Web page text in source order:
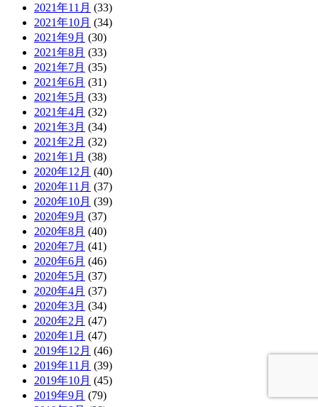
2021年11月 (33)
2021年10月 (34)
2021年9月 (30)
2021年8月 (33)
2021年7月 (35)
2021年6月 (31)
2021年5月 (33)
2021年4月 (32)
2021年3月 (34)
2021年2月 (32)
2021年1月 (38)
2020年12月 (40)
2020年11月 (37)
2020年10月 (39)
2020年9月 (37)
2020年8月 (40)
2020年7月 (41)
2020年6月 (46)
2020年5月 (37)
2020年4月 (37)
2020年3月 (34)
2020年2月 (47)
2020年1月 (47)
2019年12月 (46)
2019年11月 (39)
2019年10月 (45)
2019年9月 (79)